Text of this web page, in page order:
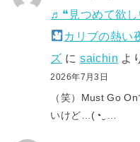
♬❝見つめて欲し
カリブの熱い
ズ にsaichin よ
2026年7月3日
（笑）Must Go
いけど…(⁠◔⁠‿⁠…